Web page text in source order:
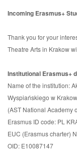
Incoming Erasmus+
Thank you for your
Theatre Arts in Krakow
Institutional Erasmus+
Name of the institution:
Wyspiańskiego w
(AST National Academy
Erasmus ID code: PL
EUC (Erasmus charter)
OID: E10087147